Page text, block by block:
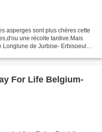
asperges sont plus chères cette
une récolte tardive.Mais
Longlune de Jurbise- Erbisoeul
For Life Belgium-